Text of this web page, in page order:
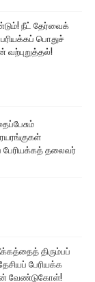
நீட் தேர்வைக்
பொதுச்
பேரியக்கத் தலைவர்
திரும்பப்
பேரியக்க
வேண்டுகோள்!